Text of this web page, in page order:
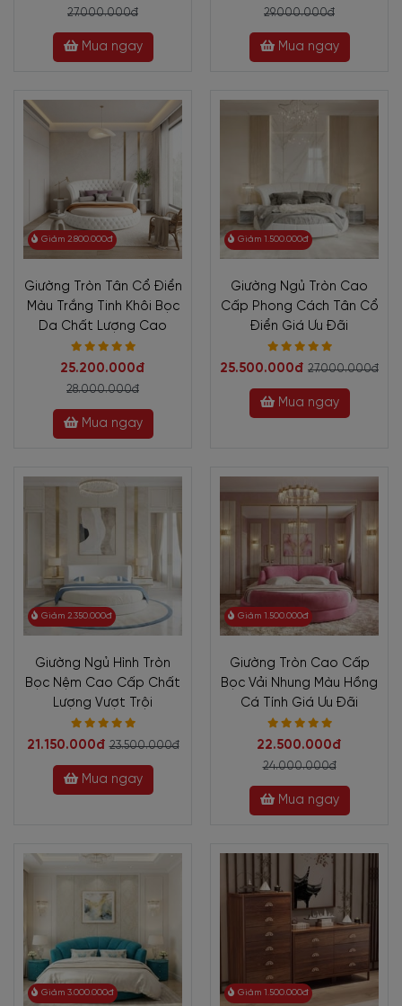
27.000.000đ
Mua ngay
29.000.000đ
Mua ngay
Giảm 2.800.000đ
Giường Tròn Tân Cổ Điển
Màu Trắng Tinh Khôi Bọc
Da Chất Lượng Cao
25.200.000đ
28.000.000đ
Mua ngay
Giảm 1.500.000đ
Giường Ngủ Tròn Cao
Cấp Phong Cách Tân Cổ
Điển Giá Ưu Đãi
25.500.000đ 27.000.000đ
Mua ngay
Giảm 2.350.000đ
Giường Ngủ Hình Tròn
Bọc Nệm Cao Cấp Chất
Lượng Vượt Trội
21.150.000đ 23.500.000đ
Mua ngay
Giảm 1.500.000đ
Giường Tròn Cao Cấp
Bọc Vải Nhung Màu Hồng
Cá Tính Giá Ưu Đãi
22.500.000đ
24.000.000đ
Mua ngay
Giảm 3.000.000đ Giảm 1.500.000đ